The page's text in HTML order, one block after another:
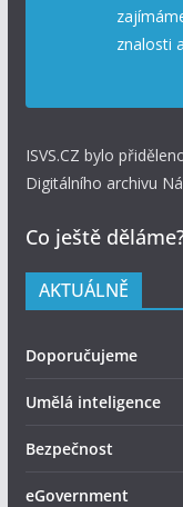
znalosti
ISVS.CZ bylo
Digitálního archivu
Co ještě
AKTUÁLNĚ
Doporučujeme
Umělá inteligence
Bezpečnost
eGovernment